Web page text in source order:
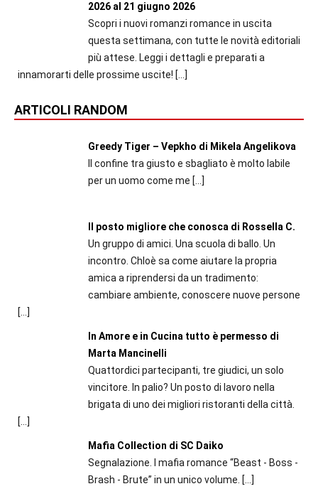
2026 al 21 giugno 2026
Scopri i nuovi romanzi romance in uscita
questa settimana, con tutte le novità editoriali
più attese. Leggi i dettagli e preparati a
innamorarti delle prossime uscite! […]
ARTICOLI RANDOM
Greedy Tiger – Vepkho di Mikela Angelikova
Il confine tra giusto e sbagliato è molto labile
per un uomo come me […]
Il posto migliore che conosca di Rossella C.
Un gruppo di amici. Una scuola di ballo. Un
incontro. Chloè sa come aiutare la propria
amica a riprendersi da un tradimento:
cambiare ambiente, conoscere nuove persone
[…]
In Amore e in Cucina tutto è permesso di
Marta Mancinelli
Quattordici partecipanti, tre giudici, un solo
vincitore. In palio? Un posto di lavoro nella
brigata di uno dei migliori ristoranti della città.
[…]
Mafia Collection di SC Daiko
Segnalazione. I mafia romance “Beast - Boss -
Brash - Brute” in un unico volume. […]